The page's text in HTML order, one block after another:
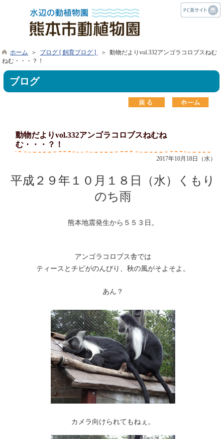
ホーム ＞ ブログ [ 飼育ブログ ]
＞ 動物だよりvol.332アンゴラコロブスねむ
ねむ・・・？！
ブログ
動物だよりvol.332アンゴラコロブスねむね
む・・・？！
2017年10月18日（水）
平成２９年１０月１８日（水）くもり
のち雨
熊本地震発生から５５３日。
アンゴラコロブス舎では
ティースとチビがのんびり、秋の風がそよそよ。
あん？
カメラ向けられてもねぇ。